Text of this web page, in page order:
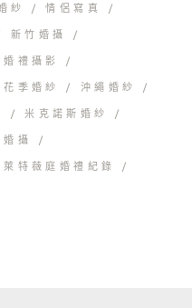
紗 情侶寫真
新竹婚攝
禮攝影
花季婚紗 沖繩婚紗
米克諾斯婚紗
攝
萊特薇庭婚禮紀錄